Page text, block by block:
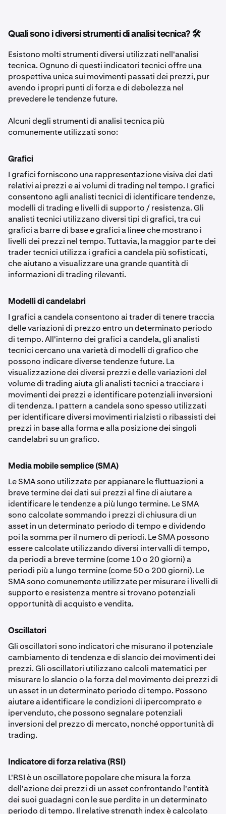
Quali sono i diversi strumenti di analisi tecnica? 🛠️
Esistono molti strumenti diversi utilizzati nell'analisi
tecnica. Ognuno di questi indicatori tecnici offre una
prospettiva unica sui movimenti passati dei prezzi, pur
avendo i propri punti di forza e di debolezza nel
prevedere le tendenze future.
Alcuni degli strumenti di analisi tecnica più
comunemente utilizzati sono:
Grafici
I grafici forniscono una rappresentazione visiva dei dati
relativi ai prezzi e ai volumi di trading nel tempo. I grafici
consentono agli analisti tecnici di identificare tendenze,
modelli di trading e livelli di supporto / resistenza. Gli
analisti tecnici utilizzano diversi tipi di grafici, tra cui
grafici a barre di base e grafici a linee che mostrano i
livelli dei prezzi nel tempo. Tuttavia, la maggior parte dei
trader tecnici utilizza i grafici a candela più sofisticati,
che aiutano a visualizzare una grande quantità di
informazioni di trading rilevanti.
Modelli di candelabri
I grafici a candela consentono ai trader di tenere traccia
delle variazioni di prezzo entro un determinato periodo
di tempo. All'interno dei grafici a candela, gli analisti
tecnici cercano una varietà di modelli di grafico che
possono indicare diverse tendenze future. La
visualizzazione dei diversi prezzi e delle variazioni del
volume di trading aiuta gli analisti tecnici a tracciare i
movimenti dei prezzi e identificare potenziali inversioni
di tendenza. I pattern a candela sono spesso utilizzati
per identificare diversi movimenti rialzisti o ribassisti dei
prezzi in base alla forma e alla posizione dei singoli
candelabri su un grafico.
Media mobile semplice (SMA)
Le SMA sono utilizzate per appianare le fluttuazioni a
breve termine dei dati sui prezzi al fine di aiutare a
identificare le tendenze a più lungo termine. Le SMA
sono calcolate sommando i prezzi di chiusura di un
asset in un determinato periodo di tempo e dividendo
poi la somma per il numero di periodi. Le SMA possono
essere calcolate utilizzando diversi intervalli di tempo,
da periodi a breve termine (come 10 o 20 giorni) a
periodi più a lungo termine (come 50 o 200 giorni). Le
SMA sono comunemente utilizzate per misurare i livelli di
supporto e resistenza mentre si trovano potenziali
opportunità di acquisto e vendita.
Oscillatori
Gli oscillatori sono indicatori che misurano il potenziale
cambiamento di tendenza e di slancio dei movimenti dei
prezzi. Gli oscillatori utilizzano calcoli matematici per
misurare lo slancio o la forza del movimento dei prezzi di
un asset in un determinato periodo di tempo. Possono
aiutare a identificare le condizioni di ipercomprato e
ipervenduto, che possono segnalare potenziali
inversioni del prezzo di mercato, nonché opportunità di
trading.
Indicatore di forza relativa (RSI)
L'RSI è un oscillatore popolare che misura la forza
dell'azione dei prezzi di un asset confrontando l'entità
dei suoi guadagni con le sue perdite in un determinato
periodo di tempo. Il relative strength index è calcolato